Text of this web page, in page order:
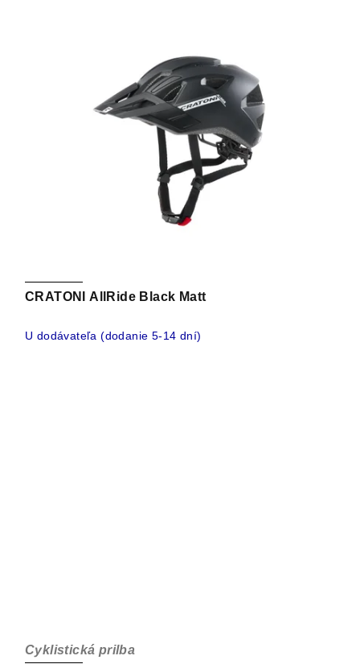
CRATONI AllRide Black Matt
U dodávateľa (dodanie 5-14 dní)
Cyklistická prilba